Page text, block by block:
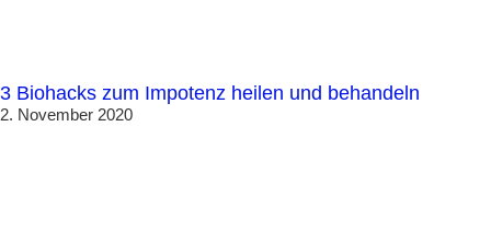
3 Biohacks zum Impotenz heilen und behandeln
2. November 2020